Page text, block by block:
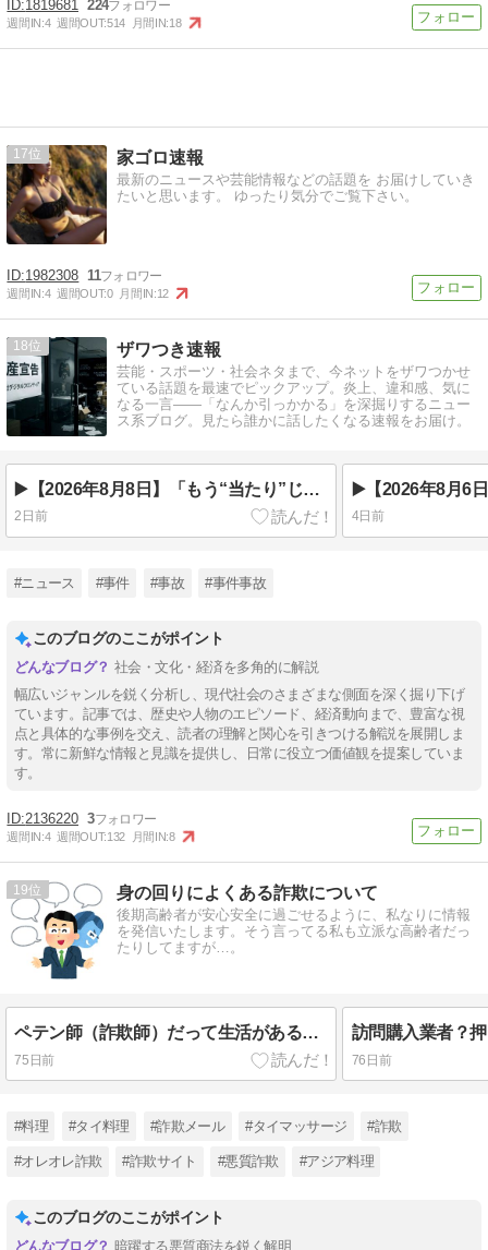
1819681 224
週間IN:4 週間OUT:514 月間IN:18
17 家ゴロ速報
最新のニュースや芸能情報などの話題を お届けしていき
たいと思います。 ゆったり気分でご覧下さい。
1982308 11
週間IN:4 週間OUT:0 月間IN:12
18 ザワつき速報
芸能・スポーツ・社会ネタまで、今ネットをザワつかせ
ている話題を最速でピックアップ。炎上、違和感、気に
なる一言――「なんか引っかかる」を深掘りするニュー
ス系ブログ。見たら誰かに話したくなる速報をお届け。
▶️【2026年8月8日】「もう“当たり”じゃない…スマホゲーム会社の倒産が過去最多ペースに ユーザーが知らない“サ終”の裏側」
2日前 4日前
#ニュース #事件 #事故 #事件事故
このブログのここがポイント
社会・文化・経済を多角的に解説
幅広いジャンルを鋭く分析し、現代社会のさまざまな側面を深く掘り下げ
ています。記事では、歴史や人物のエピソード、経済動向まで、豊富な視
点と具体的な事例を交え、読者の理解と関心を引きつける解説を展開しま
す。常に新鮮な情報と見識を提供し、日常に役立つ価値観を提案していま
す。
2136220 3
週間IN:4 週間OUT:132 月間IN:8
19 身の回りによくある詐欺について
後期高齢者が安心安全に過ごせるように、私なりに情報
を発信いたします。そう言ってる私も立派な高齢者だっ
たりしてますが…。
ペテン師（詐欺師）だって生活があるので捕まりたくない！？
75日前
訪問購入業者？
76日前
#料理 #タイ料理 #詐欺メール #タイマッサージ #詐欺
#オレオレ詐欺 #詐欺サイト #悪質詐欺 #アジア料理
このブログのここがポイント
暗躍する悪質商法を鋭く解明